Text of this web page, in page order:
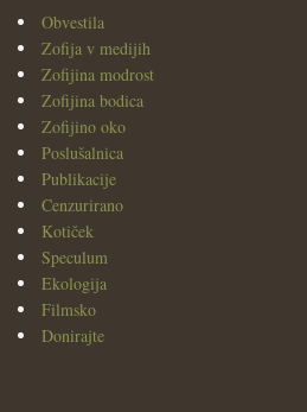
Obvestila
Zofija v medijih
Zofijina modrost
Zofijina bodica
Zofijino oko
Poslušalnica
Publikacije
Cenzurirano
Kotiček
Speculum
Ekologija
Filmsko
Donirajte